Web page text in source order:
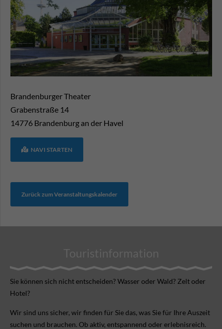
Brandenburger Theater
Grabenstraße 14
14776 Brandenburg an der Havel
NAVI STARTEN
Zurück zum Veranstaltungskalender
Touristinformation
Sie können sich nicht ent­scheiden? Wasser oder Wald? Zelt oder
Hotel?
Wir sind uns sicher, wir finden für Sie das, was Sie für Ihre Aus­zeit
suchen und brauchen. Ob aktiv, ent­spannend oder erlebnis­reich.